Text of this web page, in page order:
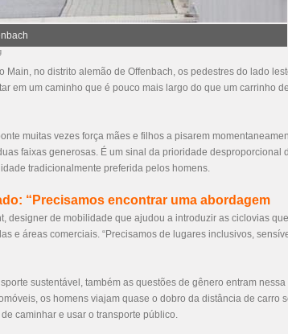
no distrito alemão de Offenbach, os pedestres do lado
em um caminho que é pouco mais largo do que um carrinho de
muitas vezes força mães e filhos a pisarem
faixas generosas. É um sinal da prioridade desproporcional
tradicionalmente preferida pelos homens.
“Precisamos encontrar uma abordagem
designer de mobilidade que ajudou a introduzir as ciclovias que
e áreas comerciais. “Precisamos de lugares inclusivos,
sustentável, também as questões de gênero entram nessa
os homens viajam quase o dobro da distância de carro
caminhar e usar o transporte público.